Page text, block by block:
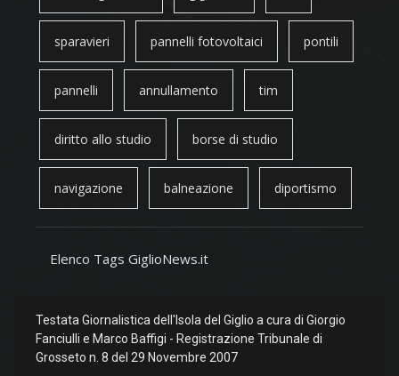
sparavieri pannelli fotovoltaici pontili
pannelli annullamento tim
diritto allo studio borse di studio
navigazione balneazione diportismo
Elenco Tags GiglioNews.it
Testata Giornalistica dell'Isola del Giglio a cura di Giorgio
Fanciulli e Marco Baffigi - Registrazione Tribunale di
Grosseto n. 8 del 29 Novembre 2007